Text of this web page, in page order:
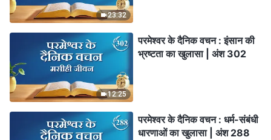
23:32
12:25
परमेश्वर के दैनिक वचन : इंसान की
भ्रष्टता का खुलासा | अंश 302
परमेश्वर के दैनिक वचन : धर्म-संबंधी
धारणाओं का खुलासा | अंश 288